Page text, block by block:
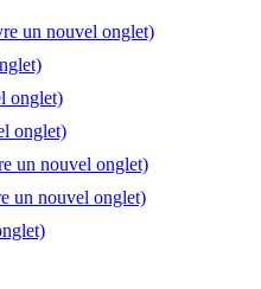
un nouvel onglet)
onglet)
onglet)
un nouvel onglet)
un nouvel onglet)